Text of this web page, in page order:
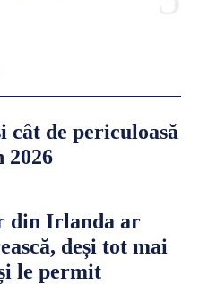
cât de periculoasă
2026
din Irlanda ar
deși tot mai
le permit